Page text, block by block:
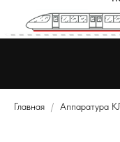
Главная Аппаратура